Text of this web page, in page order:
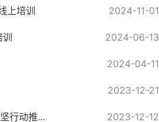
上培训 2024-11-01
2024-06-13
2024-04-11
2023-12-21
行动推... 2023-12-12